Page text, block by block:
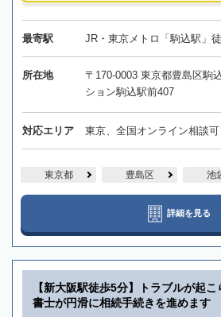
最寄駅 JR・東京メトロ「駒込駅」
所在地
〒170-0003 東京都豊島区駒
ション駒込駅前407
対応エリア 東京、全国オンライン相談可
東京都 豊島区 池
詳細を見る
【新大阪駅徒歩5分】トラブルが起
書士が円滑に相続手続きを進めます